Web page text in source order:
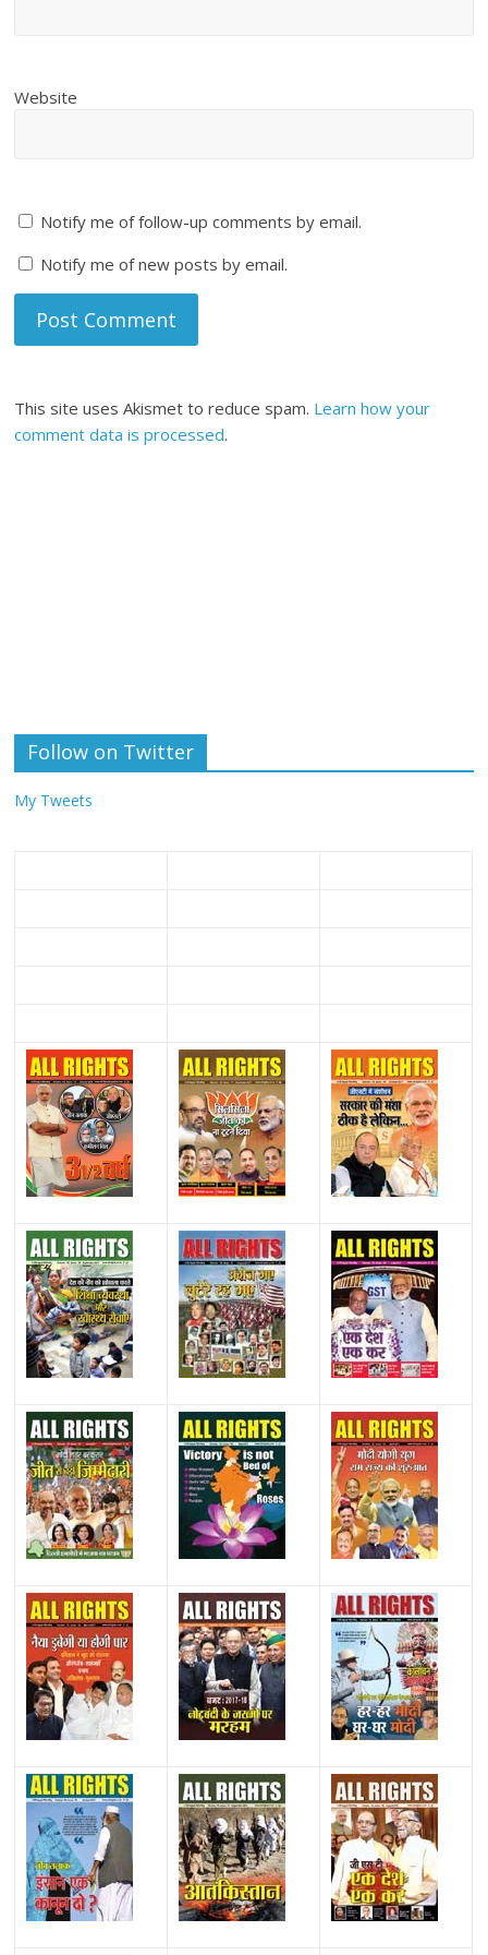
Website
Notify me of follow-up comments by email.
Notify me of new posts by email.
This site uses Akismet to reduce spam. Learn how your
comment data is processed.
Follow on Twitter
My Tweets